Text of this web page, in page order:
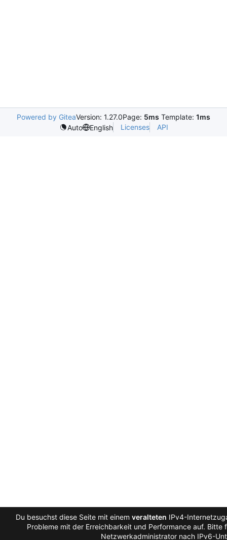
Powered by GiteaVersion: 1.27.0Page: 5ms Template: 1ms
Auto
English Licenses API
Du besuchst diese Seite mit einem veralteten IPv4-
Probleme mit der Erreichbarkeit und Performance auf.
Netzwerkadministrator nach IPv6-